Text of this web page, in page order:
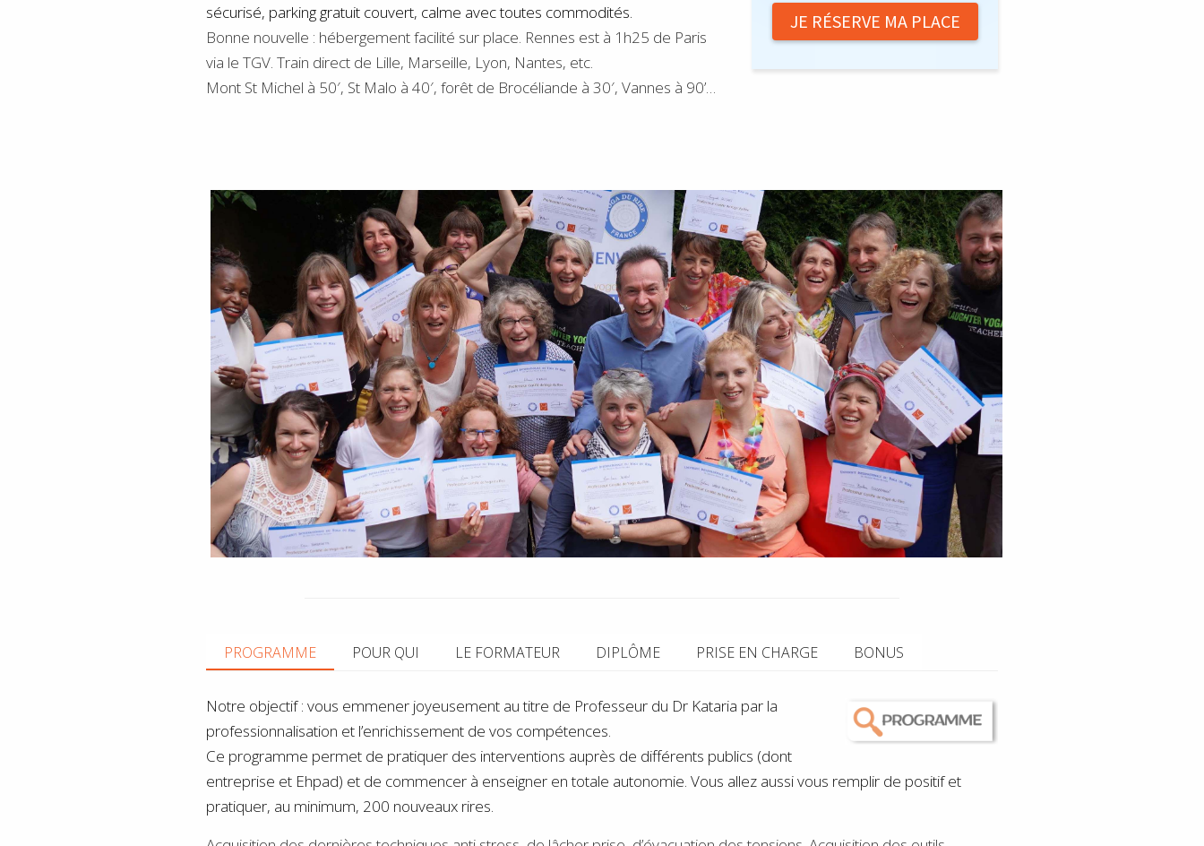
sécurisé, parking gratuit couvert, calme avec toutes commodités.
Bonne nouvelle : hébergement facilité sur place. Rennes est à 1h25 de Paris
via le TGV. Train direct de Lille, Marseille, Lyon, Nantes, etc.
Mont St Michel à 50′, St Malo à 40′, forêt de Brocéliande à 30′, Vannes à 90’…
JE RÉSERVE MA PLACE
PROGRAMME POUR QUI LE FORMATEUR DIPLÔME PRISE EN CHARGE BONUS
Notre objectif : vous emmener joyeusement au titre de Professeur du Dr Kataria par la
professionnalisation et l’enrichissement de vos compétences.
Ce programme permet de pratiquer des interventions auprès de différents publics (dont
entreprise et Ehpad) et de commencer à enseigner en totale autonomie. Vous allez aussi vous remplir de positif et
pratiquer, au minimum, 200 nouveaux rires.